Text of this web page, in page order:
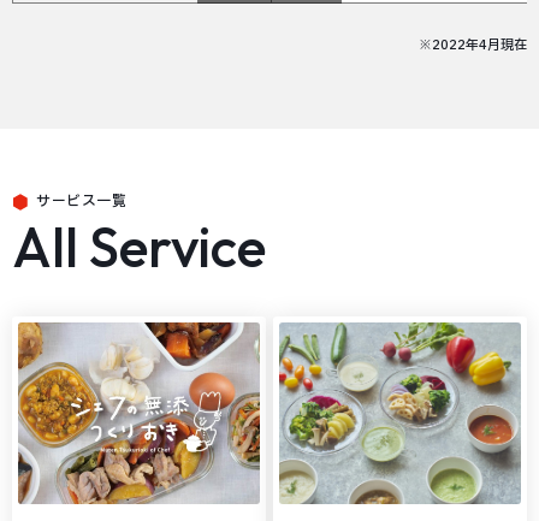
※2022年4月現在
サービス一覧
All Service